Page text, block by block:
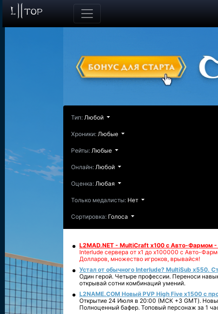
Тип: Любой
Хроники: Любые
Рейты: Любые
Онлайн: Любой
Оценка: Любая
Только медалисты: Нет
Сортировка: Голоса
L2MAD.NET - MultiCraft x100 с Авто-Фармом
Interlude сервера от х1 до х100000 с Авто-
Долларов, множество игроков, врывайся!
Устал от обычного Interlude? MultiSub x550.
Один герой. Четыре профессии. Переноси
открывай сотни комбинаций умений.
L2NAME.COM Новый PVP High Five x1500 с
Открытие 24 Июля в 20:00 (МСК +3 GMT).
Полноценный бафер. Топовый персонаж за 1